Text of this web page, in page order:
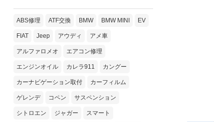
ABS修理 ATF交換 BMW BMW MINI EV
FIAT Jeep アウディ アメ車
アルファロメオ エアコン修理
エンジンオイル カレラ911 カングー
カーナビゲーション取付 カーフィルム
ゲレンデ コペン サスペンション
シトロエン ジャガー スマート